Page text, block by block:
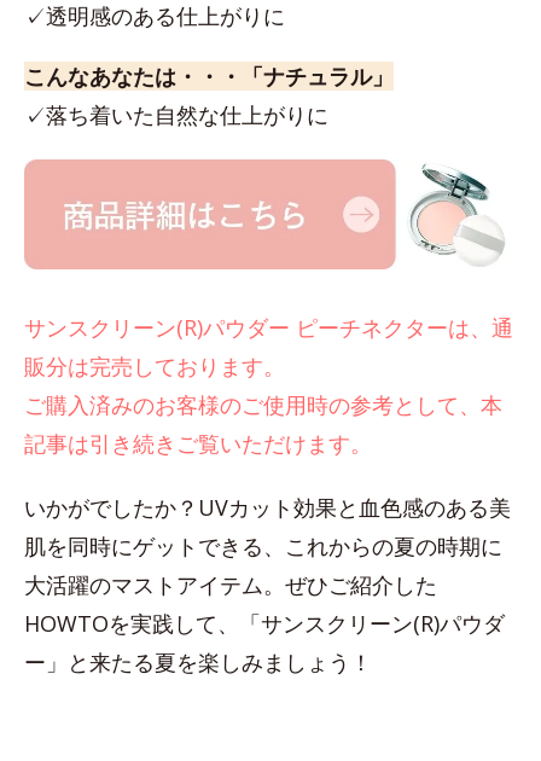
✓透明感のある仕上がりに
こんなあなたは・・・「ナチュラル」
✓落ち着いた自然な仕上がりに
サンスクリーン(R)パウダー ピーチネクターは、通
販分は完売しております。
ご購入済みのお客様のご使用時の参考として、本
記事は引き続きご覧いただけます。
いかがでしたか？UVカット効果と血色感のある美
肌を同時にゲットできる、これからの夏の時期に
大活躍のマストアイテム。ぜひご紹介した
HOWTOを実践して、「サンスクリーン(R)パウダ
ー」と来たる夏を楽しみましょう！